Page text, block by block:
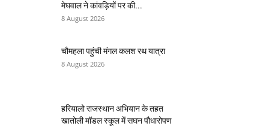
मेघवाल ने कांवड़ियों पर की...
8 August 2026
चौमहला पहुंची मंगल कलश रथ यात्रा
8 August 2026
हरियालो राजस्थान अभियान के तहत
खातोली मॉडल स्कूल में सघन पौधारोपण